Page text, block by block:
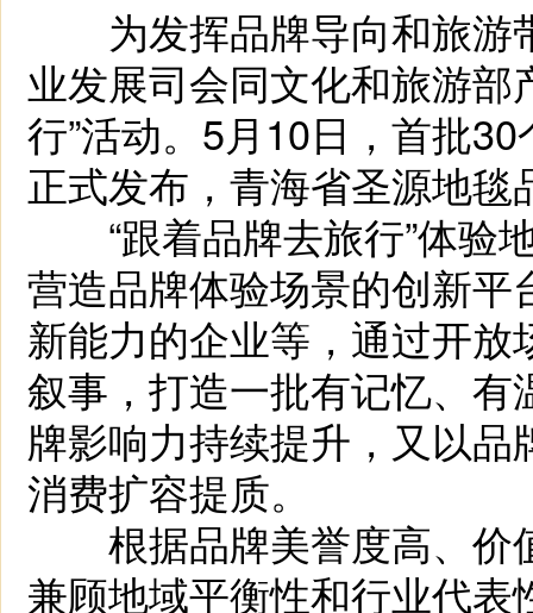
为发挥品牌导向和旅游
业发展司会同文化和旅游部
行”活动。5月10日，首批
正式发布，青海省圣源地毯
“跟着品牌去旅行”体验
营造品牌体验场景的创新
新能力的企业等，通过开
叙事，打造一批有记忆、
牌影响力持续提升，又以
消费扩容提质。
根据品牌美誉度高、价
兼顾地域平衡性和行业代